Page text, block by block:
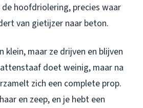
hoofdriolering, precies waar
van gietijzer naar beton.
maar ze drijven en blijven
doet weinig, maar na
zich een complete prop.
en zeep, en je hebt een